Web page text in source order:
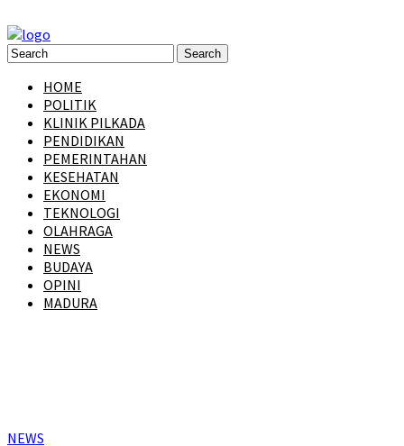
HOME
POLITIK
KLINIK PILKADA
PENDIDIKAN
PEMERINTAHAN
KESEHATAN
EKONOMI
TEKNOLOGI
OLAHRAGA
NEWS
BUDAYA
OPINI
MADURA
NEWS